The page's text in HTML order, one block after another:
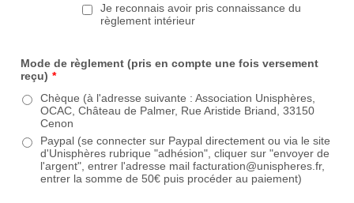
Je reconnais avoir pris connaissance du
règlement intérieur
Mode de règlement (pris en compte une fois versement
reçu) *
Chèque (à l'adresse suivante : Association Unisphères,
OCAC, Château de Palmer, Rue Aristide Briand, 33150
Cenon
Paypal (se connecter sur Paypal directement ou via le site
d'Unisphères rubrique "adhésion", cliquer sur "envoyer de
l'argent", entrer l'adresse mail facturation@unispheres.fr,
entrer la somme de 50€ puis procéder au paiement)